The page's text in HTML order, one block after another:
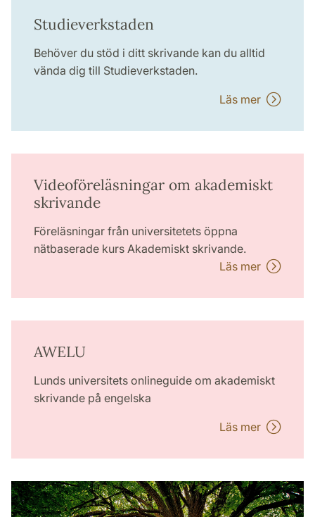
Studieverkstaden
Behöver du stöd i ditt skrivande kan du alltid
vända dig till Studieverkstaden.
Läs mer
Videoföreläsningar om akademiskt
skrivande
Föreläsningar från universitetets öppna
nätbaserade kurs Akademiskt skrivande.
Läs mer
AWELU
Lunds universitets onlineguide om akademiskt
skrivande på engelska
Läs mer